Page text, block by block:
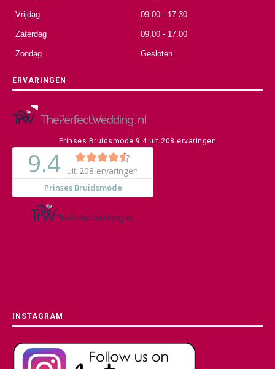
Vrijdag 09.00 - 17.30
Zaterdag 09.00 - 17.00
Zondag Gesloten
ERVARINGEN
Prinses Bruidsmode 9.4uit208 ervaringen
INSTAGRAM